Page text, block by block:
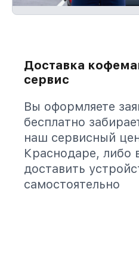
Доставка
сервис
Вы оформляете
бесплатно
наш сервисный
Краснодаре, либо
доставить
самостоятельно